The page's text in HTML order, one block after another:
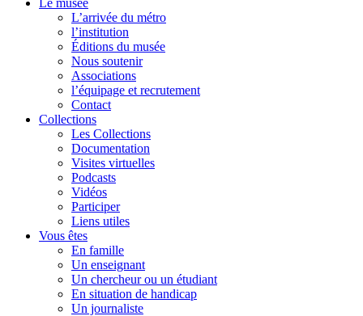
L’arrivée du métro
l’institution
Éditions du musée
Nous soutenir
Associations
l’équipage et recrutement
Contact
Collections
Les Collections
Documentation
Visites virtuelles
Podcasts
Vidéos
Participer
Liens utiles
Vous êtes
En famille
Un enseignant
Un chercheur ou un étudiant
En situation de handicap
Un journaliste